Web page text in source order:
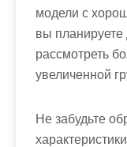
модели с
вы планируете
рассмотреть
увеличенной
Не забудьте